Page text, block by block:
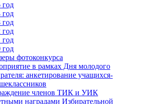
год
год
год
год
год
год
фотоконкурса
в рамках Дня молодого
анкетирование учащихся-
членов ТИК и УИК
наградами Избирательной